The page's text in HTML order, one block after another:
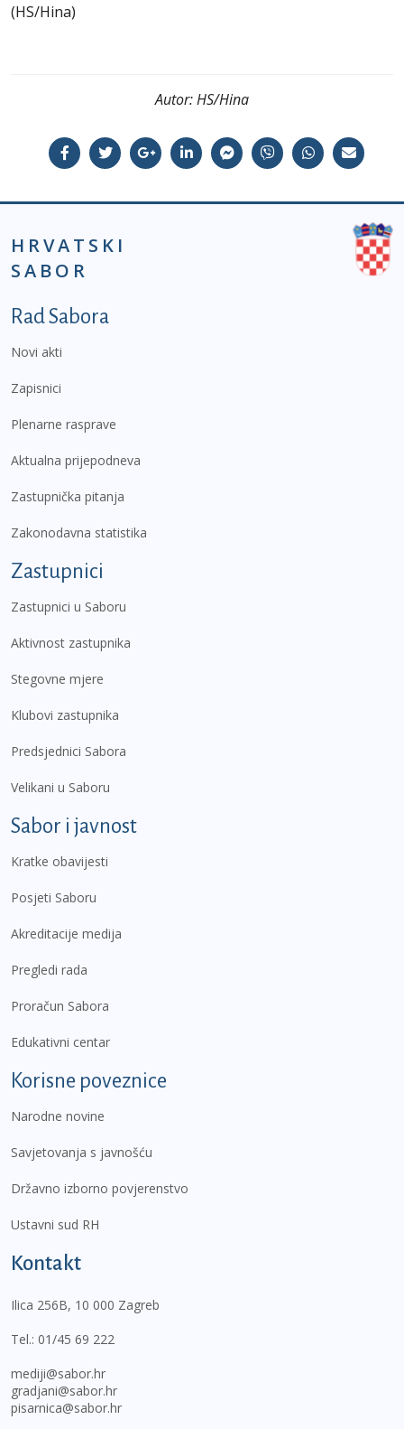
(HS/Hina)
Autor:HS/Hina
HRVATSKI
SABOR
Podnožje prvi izbornik
Rad Sabora
Novi akti
Zapisnici
Plenarne rasprave
Aktualna prijepodneva
Zastupnička pitanja
Zakonodavna statistika
Zastupnici
Zastupnici u Saboru
Aktivnost zastupnika
Stegovne mjere
Klubovi zastupnika
Predsjednici Sabora
Velikani u Saboru
Sabor i javnost
Kratke obavijesti
Posjeti Saboru
Akreditacije medija
Pregledi rada
Proračun Sabora
Edukativni centar
Korisne poveznice
Narodne novine
Savjetovanja s javnošću
Državno izborno povjerenstvo
Ustavni sud RH
Kontakt
Ilica 256B, 10 000 Zagreb
Tel.: 01/45 69 222
mediji@sabor.hr
gradjani@sabor.hr
pisarnica@sabor.hr